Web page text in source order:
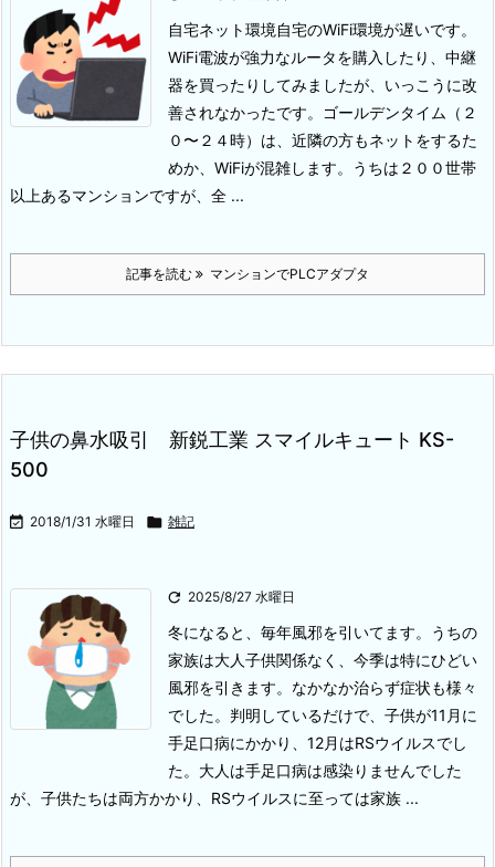
自宅ネット環境自宅のWiFi環境が遅いです。
WiFi電波が強力なルータを購入したり、中継
器を買ったりしてみましたが、いっこうに改
善されなかったです。ゴールデンタイム（２
０〜２４時）は、近隣の方もネットをするた
めか、WiFiが混雑します。
うちは２００世帯
以上あるマンションですが、全 ...
記事を読む マンションでPLCアダプタ
子供の鼻水吸引 新鋭工業 スマイルキュート KS-
500
 2018/1/31 水曜日  雑記
 2025/8/27 水曜日
冬になると、毎年風邪を引いてます。うちの
家族は大人子供関係なく、今季は特にひどい
風邪を引きます。なかなか治らず症状も様々
でした。判明しているだけで、子供が11月に
手足口病にかかり、12月はRSウイルスでし
た。大人は手足口病は感染りませんでした
が、子供たちは両方かかり、RSウイルスに至っては家族 ...